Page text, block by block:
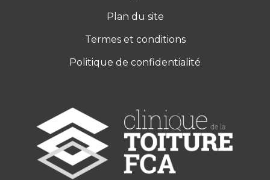
Plan du site
Termes et conditions
Politique de confidentialité